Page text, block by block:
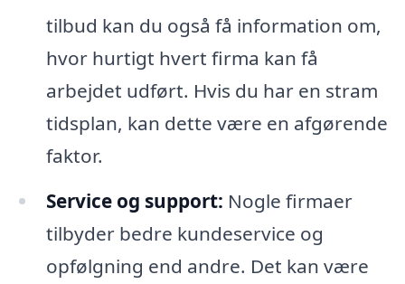
tilbud kan du også få information om,
hvor hurtigt hvert firma kan få
arbejdet udført. Hvis du har en stram
tidsplan, kan dette være en afgørende
faktor.
Service og support: Nogle firmaer
tilbyder bedre kundeservice og
opfølgning end andre. Det kan være